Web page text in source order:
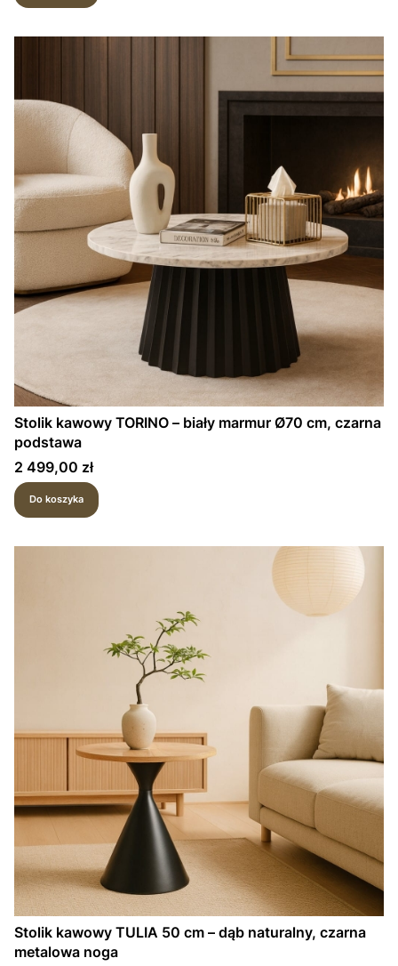
Stolik kawowy TORINO – biały marmur Ø70 cm, czarna
podstawa
Cena
2 499,00 zł
Do koszyka
Stolik kawowy TULIA 50 cm – dąb naturalny, czarna
metalowa noga